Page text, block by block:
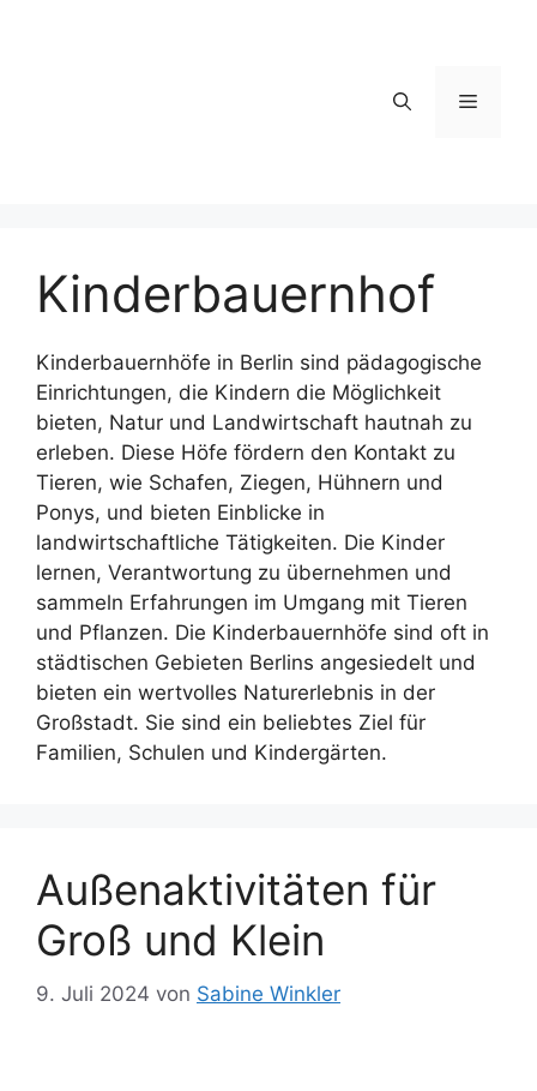
Menü
Kinderbauernhof
Kinderbauernhöfe in Berlin sind pädagogische
Einrichtungen, die Kindern die Möglichkeit
bieten, Natur und Landwirtschaft hautnah zu
erleben. Diese Höfe fördern den Kontakt zu
Tieren, wie Schafen, Ziegen, Hühnern und
Ponys, und bieten Einblicke in
landwirtschaftliche Tätigkeiten. Die Kinder
lernen, Verantwortung zu übernehmen und
sammeln Erfahrungen im Umgang mit Tieren
und Pflanzen. Die Kinderbauernhöfe sind oft in
städtischen Gebieten Berlins angesiedelt und
bieten ein wertvolles Naturerlebnis in der
Großstadt. Sie sind ein beliebtes Ziel für
Familien, Schulen und Kindergärten.
Außenaktivitäten für
Groß und Klein
9. Juli 2024 von Sabine Winkler